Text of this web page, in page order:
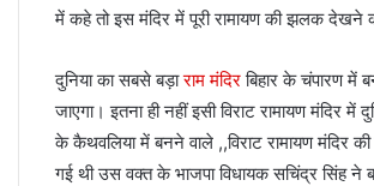
में कहे तो इस मंदिर में पूरी रामायण की झलक देखने
दुनिया का सबसे बड़ाराम मंदिरबिहार के चंपारण में
जाएगा। इतना ही नहीं इसी विराट रामायण मंदिर में
के कैथवलिया में बनने वाले ,,विराट रामायण मंदिर
गई थी उस वक्त के भाजपा विधायक सचिंद्र सिंह ने